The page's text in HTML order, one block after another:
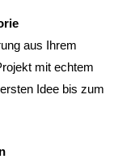
aus Ihrem
mit echtem
Idee bis zum